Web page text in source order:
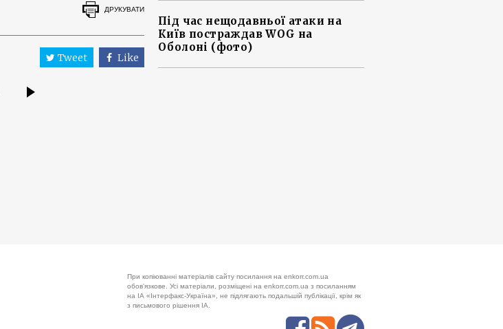
ДРУКУВАТИ
Tweet Like
Під час нещодавньої атаки на
Київ постраждав WOG на
Оболоні (фото)
При копіюванні матеріалів сайту посилання на enkorr.com.ua
обов'язкове. Усі матеріали, розміщені на enkorr.com.ua з посиланням
на ІА «Інтерфакс-Україна», не підлягають подальшій публікації, крім як
з письмового рішення ІА.